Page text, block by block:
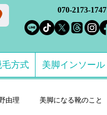
070-2173-1747
方式 美脚インソール
由理 美脚になる靴のこと